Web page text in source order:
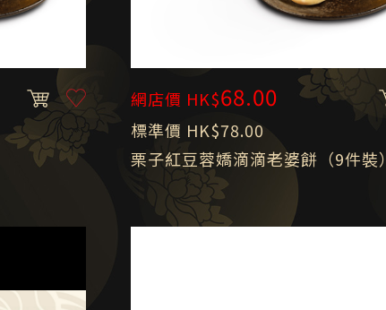
網店價 HK$68.00
標準價 HK$78.00
栗子紅豆蓉嬌滴滴老婆餅（9件裝）